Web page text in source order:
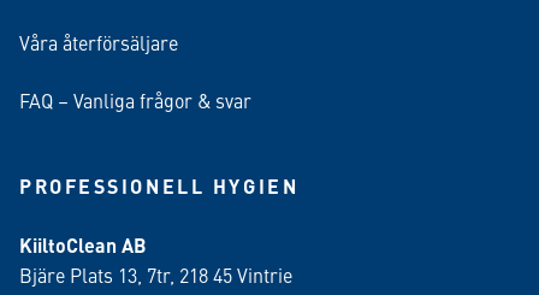
Våra återförsäljare
FAQ – Vanliga frågor & svar
PROFESSIONELL HYGIEN
KiiltoClean AB
Bjäre Plats 13, 7tr, 218 45 Vintrie